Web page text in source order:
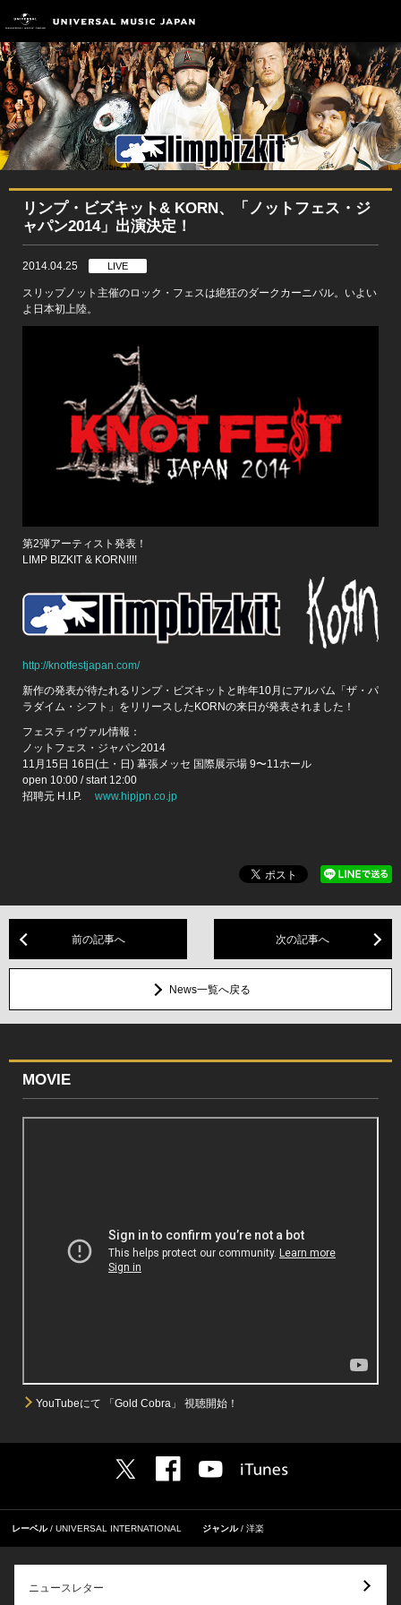
リンプ・ビズキット& KORN、「ノットフェス・ジ
ャパン2014」出演決定！
2014.04.25 LIVE
スリップノット主催のロック・フェスは絶狂のダークカーニバル。いよい
よ日本初上陸。
第2弾アーティスト発表！
LIMP BIZKIT & KORN!!!!
http://knotfestjapan.com/
新作の発表が待たれるリンプ・ビズキットと昨年10月にアルバム「ザ・パ
ラダイム・シフト」をリリースしたKORNの来日が発表されました！
フェスティヴァル情報：
ノットフェス・ジャパン2014
11月15日 16日(土・日) 幕張メッセ 国際展示場 9〜11ホール
open 10:00 / start 12:00
招聘元 H.I.P. www.hipjpn.co.jp
前の記事へ 次の記事へ
News一覧へ戻る
MOVIE
YouTubeにて 「Gold Cobra」 視聴開始！
レーベル UNIVERSAL INTERNATIONAL ジャンル 洋楽
ニュースレター